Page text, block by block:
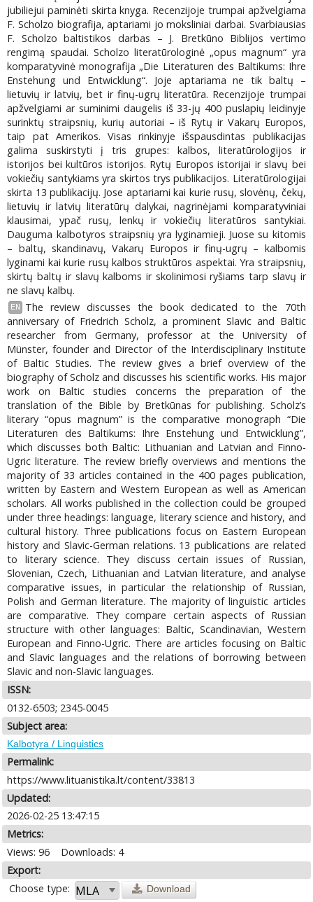
jubiliejui paminėti skirta knyga. Recenzijoje trumpai apžvelgiama
F. Scholzo biografija, aptariami jo moksliniai darbai. Svarbiausias
F. Scholzo baltistikos darbas – J. Bretkūno Biblijos vertimo
rengimą spaudai. Scholzo literatūrologinė „opus magnum“ yra
komparatyvinė monografija „Die Literaturen des Baltikums: Ihre
Enstehung und Entwicklung“. Joje aptariama ne tik baltų –
lietuvių ir latvių, bet ir finų-ugrų literatūra. Recenzijoje trumpai
apžvelgiami ar suminimi daugelis iš 33-jų 400 puslapių leidinyje
surinktų straipsnių, kurių autoriai – iš Rytų ir Vakarų Europos,
taip pat Amerikos. Visas rinkinyje išspausdintas publikacijas
galima suskirstyti į tris grupes: kalbos, literatūrologijos ir
istorijos bei kultūros istorijos. Rytų Europos istorijai ir slavų bei
vokiečių santykiams yra skirtos trys publikacijos. Literatūrologijai
skirta 13 publikacijų. Jose aptariami kai kurie rusų, slovėnų, čekų,
lietuvių ir latvių literatūrų dalykai, nagrinėjami komparatyviniai
klausimai, ypač rusų, lenkų ir vokiečių literatūros santykiai.
Dauguma kalbotyros straipsnių yra lyginamieji. Juose su kitomis
– baltų, skandinavų, Vakarų Europos ir finų-ugrų – kalbomis
lyginami kai kurie rusų kalbos struktūros aspektai. Yra straipsnių,
skirtų baltų ir slavų kalboms ir skolinimosi ryšiams tarp slavų ir
ne slavų kalbų.
EN
The review discusses the book dedicated to the 70th
anniversary of Friedrich Scholz, a prominent Slavic and Baltic
researcher from Germany, professor at the University of
Münster, founder and Director of the Interdisciplinary Institute
of Baltic Studies. The review gives a brief overview of the
biography of Scholz and discusses his scientific works. His major
work on Baltic studies concerns the preparation of the
translation of the Bible by Bretkūnas for publishing. Scholz’s
literary “opus magnum” is the comparative monograph “Die
Literaturen des Baltikums: Ihre Enstehung und Entwicklung”,
which discusses both Baltic: Lithuanian and Latvian and Finno-
Ugric literature. The review briefly overviews and mentions the
majority of 33 articles contained in the 400 pages publication,
written by Eastern and Western European as well as American
scholars. All works published in the collection could be grouped
under three headings: language, literary science and history, and
cultural history. Three publications focus on Eastern European
history and Slavic-German relations. 13 publications are related
to literary science. They discuss certain issues of Russian,
Slovenian, Czech, Lithuanian and Latvian literature, and analyse
comparative issues, in particular the relationship of Russian,
Polish and German literature. The majority of linguistic articles
are comparative. They compare certain aspects of Russian
structure with other languages: Baltic, Scandinavian, Western
European and Finno-Ugric. There are articles focusing on Baltic
and Slavic languages and the relations of borrowing between
Slavic and non-Slavic languages.
ISSN:
0132-6503; 2345-0045
Subject area:
Kalbotyra / Linguistics
Permalink:
https://www.lituanistika.lt/content/33813
Updated:
2026-02-25 13:47:15
Metrics:
Views: 96
Downloads: 4
Export:
Choose type:
Download